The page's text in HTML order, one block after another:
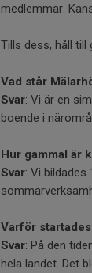
medlemmar.
Tills dess, håll till
Vad står
Svar: Vi är en
boende i
Hur gammal är
Svar: Vi bildades
Varför
Svar: På den
hela landet. Det